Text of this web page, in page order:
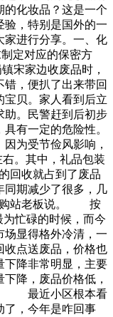
的化妆品？这是一个
验，特别是国外的一
家进行分享。一、化
定对应的保密方
宋家边收废品时，
，便扒了出来带回
宝贝。家人看到后立
助。民警赶到后初步
有一定的危险性。
为受节俭风影响，
。其中，礼品包装
回收就占到了废品
同期减少了很多，几
购站老板说。 按
忙碌的时候，而今
场显得格外冷清，一
收点送废品，价格也
下降非常明显，主要
降，废品价格低，
。 最近小区根本看
了，今年是咋回事